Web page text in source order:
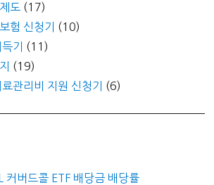
도 (17)
험 신청기
(10)
기
(11)
(19)
관리비 지원 신청기
(6)
버드콜 ETF 배당금 배당률